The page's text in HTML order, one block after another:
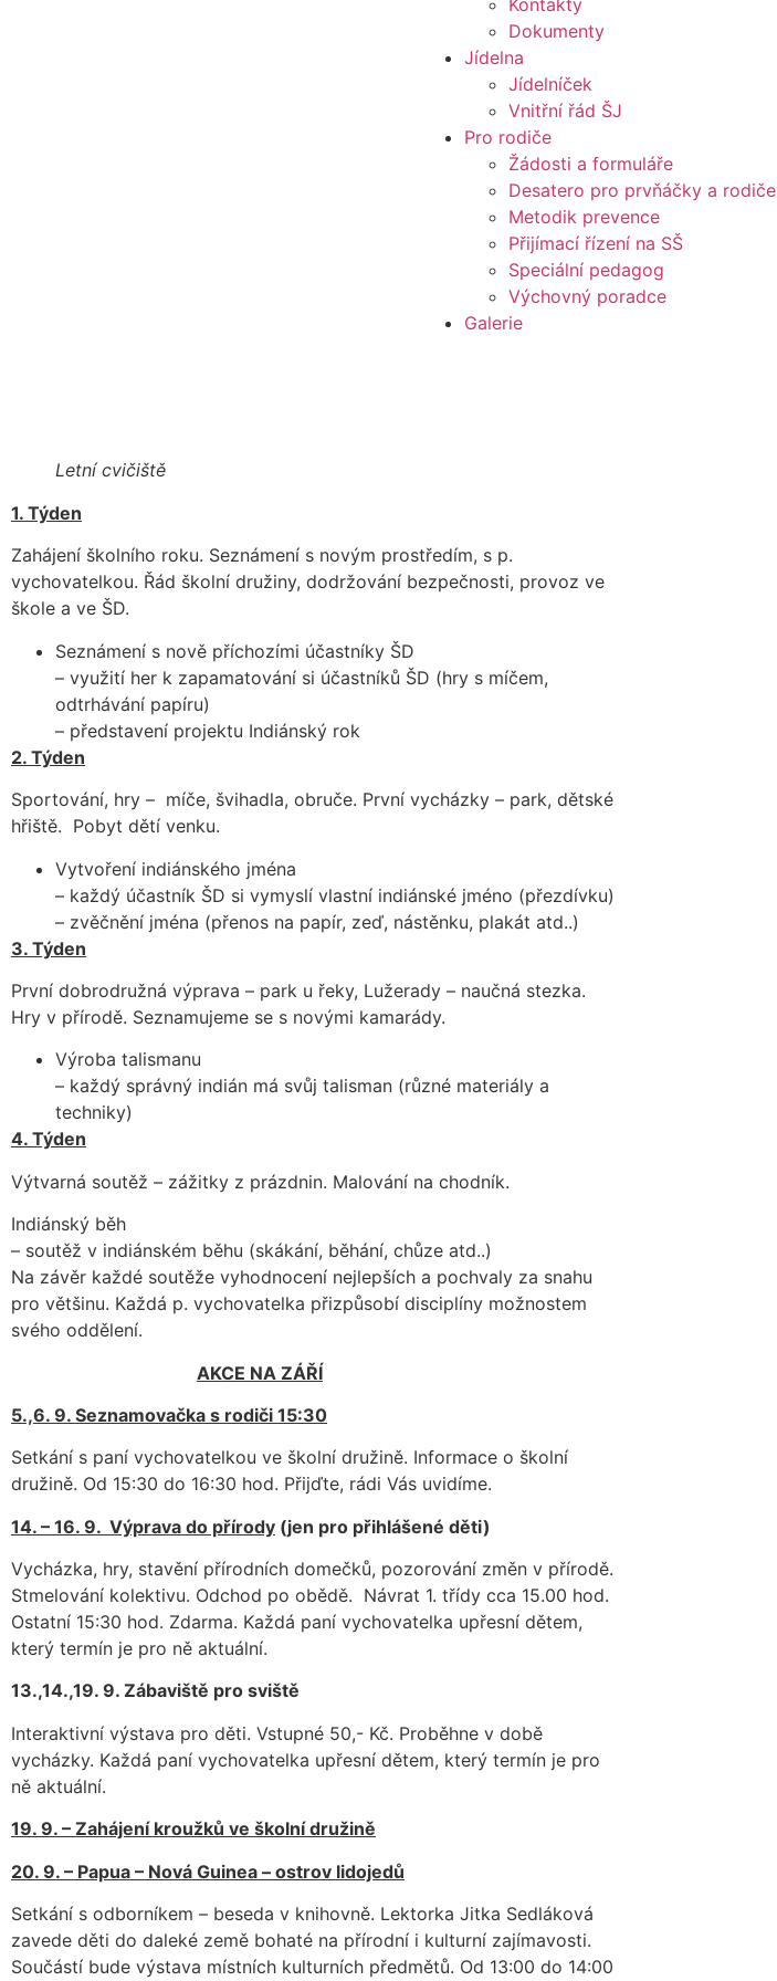
Kontakty
Dokumenty
Jídelna
Jídelníček
Vnitřní řád ŠJ
Pro rodiče
Žádosti a formuláře
Desatero pro prvňáčky a rodiče
Metodik prevence
Přijímací řízení na SŠ
Speciální pedagog
Výchovný poradce
Galerie
Letní cvičiště
1. Týden
Zahájení školního roku. Seznámení s novým prostředím, s p.
vychovatelkou. Řád školní družiny, dodržování bezpečnosti, provoz ve
škole a ve ŠD.
Seznámení s nově příchozími účastníky ŠD
– využití her k zapamatování si účastníků ŠD (hry s míčem,
odtrhávání papíru)
– představení projektu Indiánský rok
2. Týden
Sportování, hry – míče, švihadla, obruče. První vycházky – park, dětské
hřiště. Pobyt dětí venku.
Vytvoření indiánského jména
– každý účastník ŠD si vymyslí vlastní indiánské jméno (přezdívku)
– zvěčnění jména (přenos na papír, zeď, nástěnku, plakát atd..)
3. Týden
První dobrodružná výprava – park u řeky, Lužerady – naučná stezka.
Hry v přírodě. Seznamujeme se s novými kamarády.
Výroba talismanu
– každý správný indián má svůj talisman (různé materiály a
techniky)
4. Týden
Výtvarná soutěž – zážitky z prázdnin. Malování na chodník.
Indiánský běh
– soutěž v indiánském běhu (skákání, běhání, chůze atd..)
Na závěr každé soutěže vyhodnocení nejlepších a pochvaly za snahu
pro většinu. Každá p. vychovatelka přizpůsobí disciplíny možnostem
svého oddělení.
AKCE NA ZÁŘÍ
5.,6. 9. Seznamovačka s rodiči 15:30
Setkání s paní vychovatelkou ve školní družině. Informace o školní
družině. Od 15:30 do 16:30 hod. Přijďte, rádi Vás uvidíme.
14. – 16. 9. Výprava do přírody (jen pro přihlášené děti)
Vycházka, hry, stavění přírodních domečků, pozorování změn v přírodě.
Stmelování kolektivu. Odchod po obědě. Návrat 1. třídy cca 15.00 hod.
Ostatní 15:30 hod. Zdarma. Každá paní vychovatelka upřesní dětem,
který termín je pro ně aktuální.
13.,14.,19. 9. Zábaviště pro sviště
Interaktivní výstava pro děti. Vstupné 50,- Kč. Proběhne v době
vycházky. Každá paní vychovatelka upřesní dětem, který termín je pro
ně aktuální.
19. 9. – Zahájení kroužků ve školní družině
20. 9. – Papua – Nová Guinea – ostrov lidojedů
Setkání s odborníkem – beseda v knihovně. Lektorka Jitka Sedláková
zavede děti do daleké země bohaté na přírodní i kulturní zajímavosti.
Součástí bude výstava místních kulturních předmětů. Od 13:00 do 14:00